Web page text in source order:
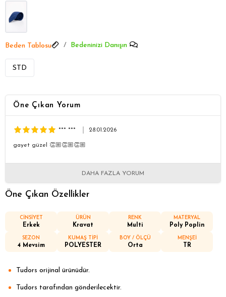
Beden Tablosu Bedeninizi Danışın
STD
Öne Çıkan Yorum
*** *** 28.01.2026
gayet güzel 👏🏼👏🏼👏🏼
DAHA FAZLA YORUM
Öne Çıkan Özellikler
CİNSİYET
Erkek
ÜRÜN
Kravat
RENK
Multi
MATERYAL
Poly Poplin
SEZON
4 Mevsim
KUMAŞ TİPİ
POLYESTER
BOY / ÖLÇÜ
Orta
MENŞEİ
TR
Tudors orijinal ürünüdür.
Tudors tarafından gönderilecektir.